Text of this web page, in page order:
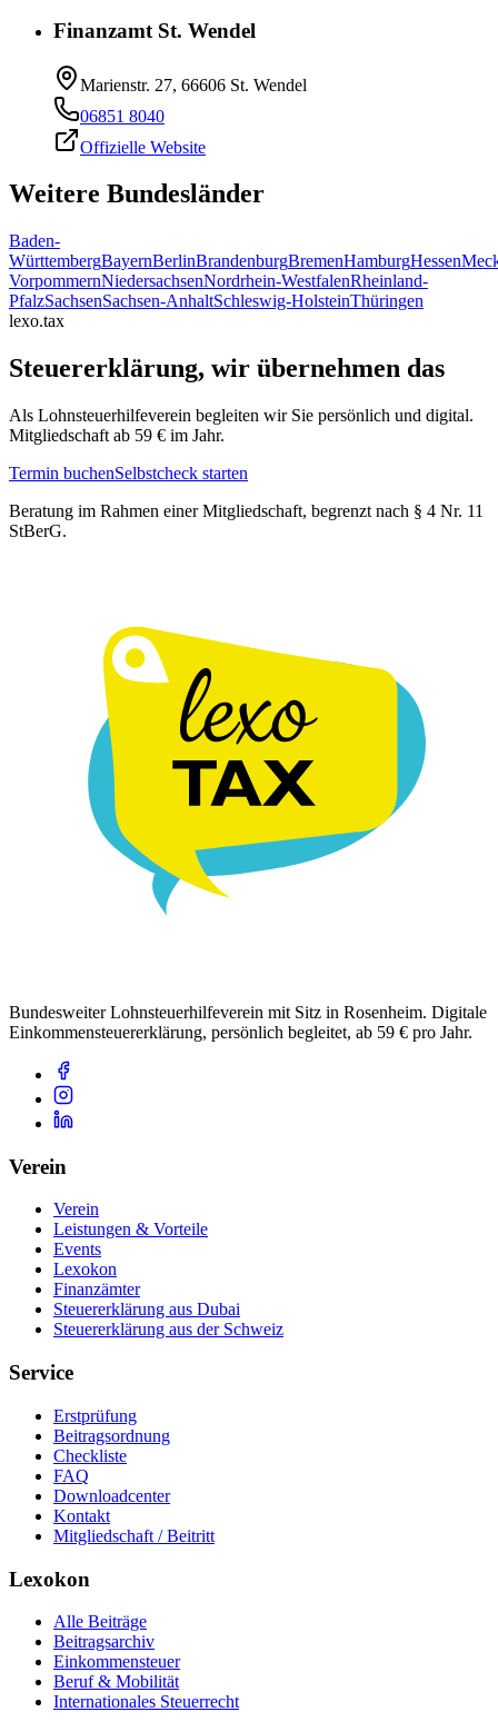
Finanzamt St. Wendel
Marienstr. 27, 66606 St. Wendel
06851 8040
Offizielle Website
Weitere Bundesländer
Baden-
WürttembergBayernBerlinBrandenburgBremenHamburgHessen
VorpommernNiedersachsenNordrhein-WestfalenRheinland-
PfalzSachsenSachsen-AnhaltSchleswig-HolsteinThüringen
lexo.tax
Steuererklärung, wir übernehmen das
Als Lohnsteuerhilfeverein begleiten wir Sie persönlich und digital.
Mitgliedschaft ab 59 € im Jahr.
Termin buchenSelbstcheck starten
Beratung im Rahmen einer Mitgliedschaft, begrenzt nach § 4 Nr. 11
StBerG.
Bundesweiter Lohnsteuerhilfeverein mit Sitz in Rosenheim. Digitale
Einkommensteuererklärung, persönlich begleitet, ab 59 € pro Jahr.
Verein
Verein
Leistungen & Vorteile
Events
Lexokon
Finanzämter
Steuererklärung aus Dubai
Steuererklärung aus der Schweiz
Service
Erstprüfung
Beitragsordnung
Checkliste
FAQ
Downloadcenter
Kontakt
Mitgliedschaft / Beitritt
Lexokon
Alle Beiträge
Beitragsarchiv
Einkommensteuer
Beruf & Mobilität
Internationales Steuerrecht